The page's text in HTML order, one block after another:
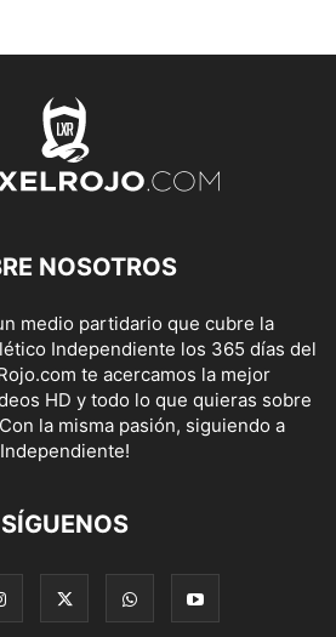
NOSOTROS
medio partidario que cubre la
Independiente los 365 días del
te acercamos la mejor
HD y todo lo que quieras sobre
la misma pasión, siguiendo a
Independiente!
SÍGUENOS